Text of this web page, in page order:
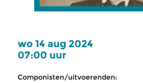
wo 14 aug 2024
07:00 uur
Componisten/uitvoerenden: